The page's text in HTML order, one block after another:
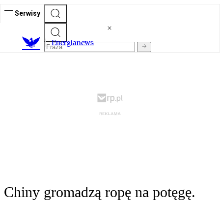
Serwisy
Energianews
Chiny gromadzą ropę na potęgę.